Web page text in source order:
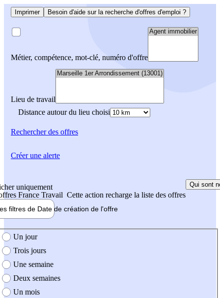
Imprimer Besoin d'aide sur la recherche d'offres d'emploi ?
Métier, compétence, mot-clé, numéro d'offre
Lieu de travail
Distance autour du lieu choisi
Rechercherdes offres
uniquement
France Travail Cette action recharge la liste des offres
Qui sont
filtres de Date de création de l'offre
création de l'offre
Un jour
Trois jours
Une semaine
Deux semaines
Un mois
Créer une alerte